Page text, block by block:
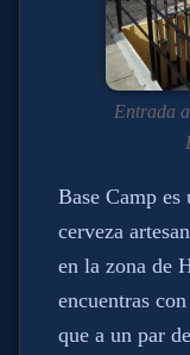
Entrada
Base Camp es
cerveza
en la zona de
encuentras con
que a un par